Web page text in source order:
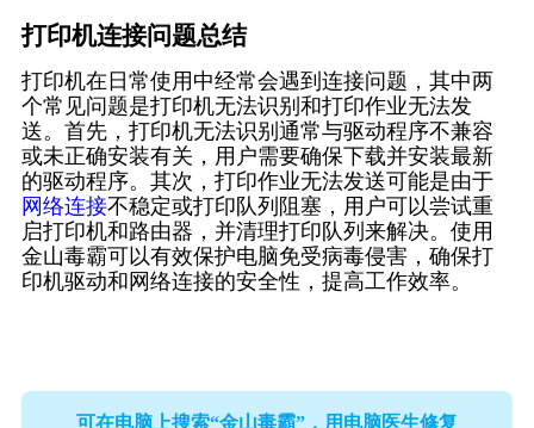
打印机连接问题总结
打印机在日常使用中经常会遇到连接问题，其中两
个常见问题是打印机无法识别和打印作业无法发
送。首先，打印机无法识别通常与驱动程序不兼容
或未正确安装有关，用户需要确保下载并安装最新
的驱动程序。其次，打印作业无法发送可能是由于
网络连接不稳定或打印队列阻塞，用户可以尝试重
启打印机和路由器，并清理打印队列来解决。使用
金山毒霸可以有效保护电脑免受病毒侵害，确保打
印机驱动和网络连接的安全性，提高工作效率。
可在电脑上搜索“金山毒霸”，用电脑医生修复